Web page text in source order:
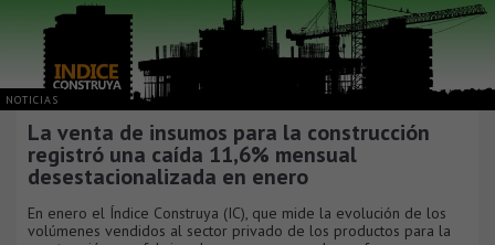
NOTICIAS
La venta de insumos para la construcción
registró una caída 11,6% mensual
desestacionalizada en enero
En enero el Índice Construya (IC), que mide la evolución de los
volúmenes vendidos al sector privado de los productos para la